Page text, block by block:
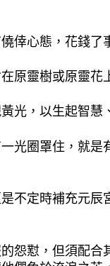
倖心態，花錢
原靈樹或原靈花
光，以生起智慧
光圈罩住，就
不定時補充元
怨懟，但須配